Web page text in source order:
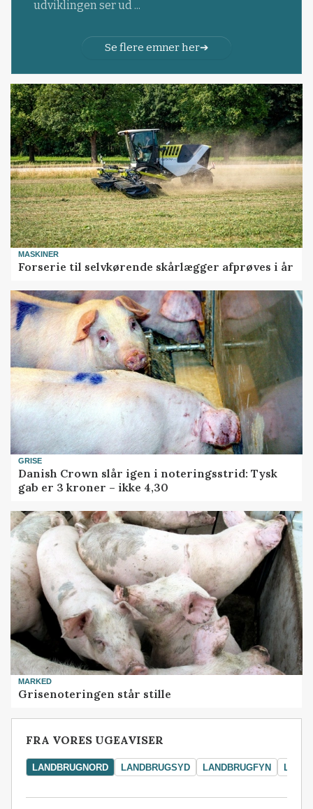
udviklingen ser ud ...
Se flere emner her
MASKINER
Forserie til selvkørende skårlægger afprøves i år
GRISE
Danish Crown slår igen i noteringsstrid: Tysk
gab er 3 kroner – ikke 4,30
MARKED
Grisenoteringen står stille
FRA VORES UGEAVISER
LANDBRUGNORD LANDBRUGSYD LANDBRUGFYN